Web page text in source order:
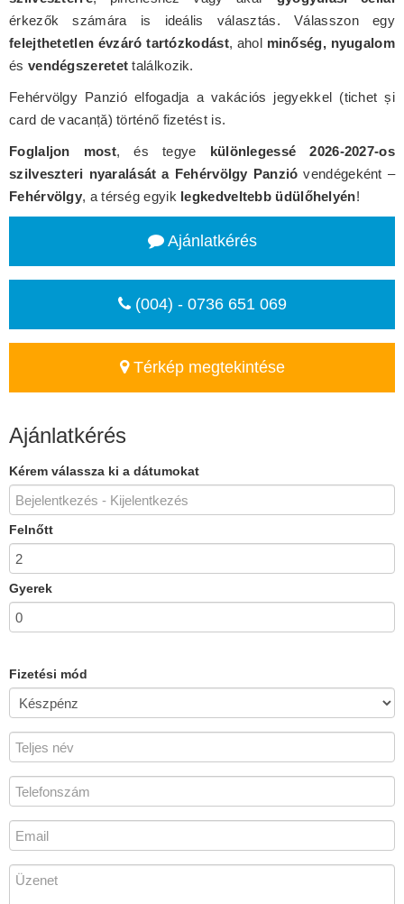
érkezők számára is ideális választás. Válasszon egy
felejthetetlen évzáró tartózkodást, ahol minőség, nyugalom
és vendégszeretet találkozik.
Fehérvölgy Panzió elfogadja a vakációs jegyekkel (tichet și
card de vacanță) történő fizetést is.
Foglaljon most, és tegye különlegessé 2026-2027-os
szilveszteri nyaralását a Fehérvölgy Panzió vendégeként –
Fehérvölgy, a térség egyik legkedveltebb üdülőhelyén!
Ajánlatkérés
(004) - 0736 651 069
Térkép megtekintése
Ajánlatkérés
Kérem válassza ki a dátumokat
Felnőtt
Gyerek
Fizetési mód